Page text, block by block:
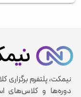
نیمکت، پلتفرم برگزاری
دوره‌ها و کلاس‌های